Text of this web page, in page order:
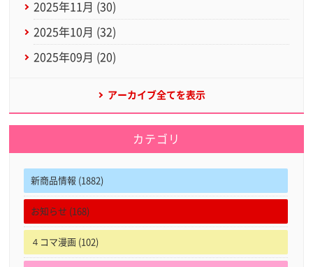
2025年11月 (30)
2025年10月 (32)
2025年09月 (20)
アーカイブ全てを表示
カテゴリ
新商品情報 (1882)
お知らせ (168)
４コマ漫画 (102)